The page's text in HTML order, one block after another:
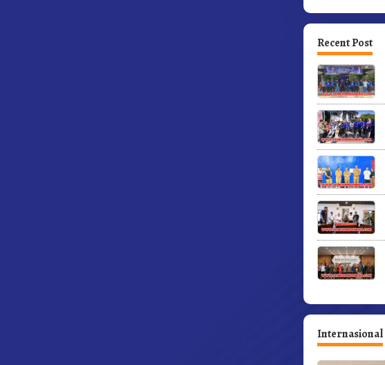
Recent Post
Internasional